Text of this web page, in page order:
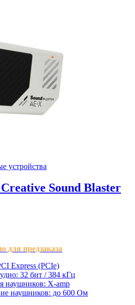
устройства
Sound Blaster
для предзаказа
Express (PCIe)
32 бит / 384 кГц
наушников: X-amp
наушников: до 600 Ом